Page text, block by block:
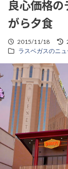
良心価格
がら夕食
2015/11/18
ラスベガスのニュ